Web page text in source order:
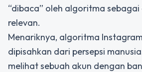
“dibaca” oleh algoritma sebagai
relevan.
Menariknya, algoritma
dipisahkan dari persepsi
melihat sebuah akun dengan